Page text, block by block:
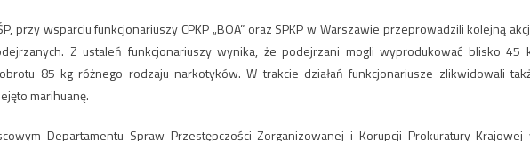
przy wsparciu funkcjonariuszy CPKP „BOA” oraz SPKP w Warszawie przeprowadzili kolejną
Z ustaleń funkcjonariuszy wynika, że podejrzani mogli wyprodukować blisko 45
85 kg różnego rodzaju narkotyków. W trakcie działań funkcjonariusze zlikwidowali
marihuanę.
Departamentu Spraw Przestępczości Zorganizowanej i Korupcji Prokuratury Krajowej